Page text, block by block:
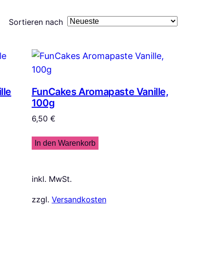
Sortieren nach
FunCakes Aromapaste Vanille,
100g
6,50 €
In den Warenkorb
inkl. MwSt.
zzgl. Versandkosten